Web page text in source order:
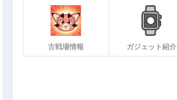
古戦場情報 ガジェット紹介